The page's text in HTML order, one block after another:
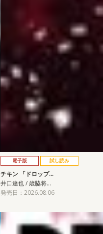
電子版 試し読み
チキン 「ドロップ…
井口達也 / 歳脇将…
発売日：2026.08.06